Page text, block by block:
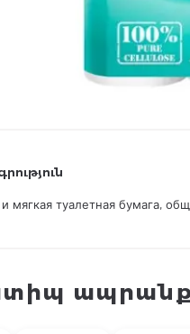
мягкая туалетная бумага,